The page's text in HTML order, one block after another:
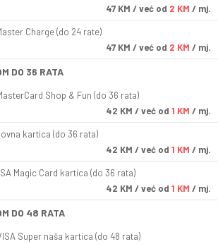
47 KM / već od 2 KM / mj.
Charge (do 24 rate)
47 KM / već od 2 KM / mj.
DO 36 RATA
Shop & Fun (do 36 rata)
42 KM / već od 1 KM / mj.
kartica (do 36 rata)
42 KM / već od 1 KM / mj.
Magic Card kartica (do 36 rata)
42 KM / već od 1 KM / mj.
DO 48 RATA
Super naša kartica (do 48 rata)